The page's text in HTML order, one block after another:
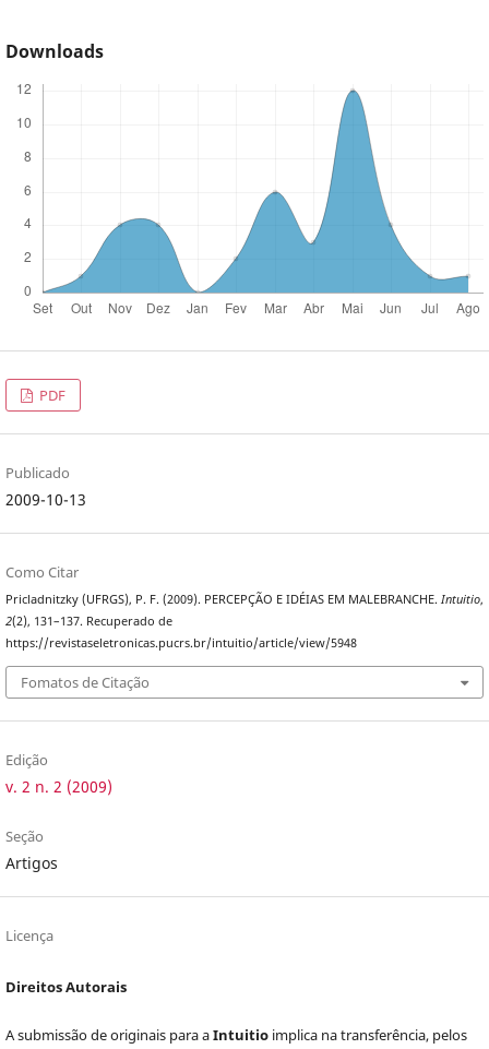
Downloads
PDF
Publicado
2009-10-13
Como Citar
Pricladnitzky (UFRGS), P. F. (2009). PERCEPÇÃO E IDÉIAS EM MALEBRANCHE. Intuitio,
2(2), 131–137. Recuperado de
https://revistaseletronicas.pucrs.br/intuitio/article/view/5948
Fomatos de Citação
Edição
v. 2 n. 2 (2009)
Seção
Artigos
Licença
Direitos Autorais
A submissão de originais para aIntuitioimplica na transferência, pelos